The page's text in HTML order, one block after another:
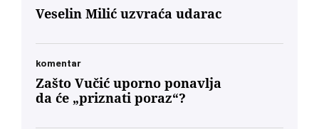
Veselin Milić uzvraća udarac
komentar
Zašto Vučić uporno ponavlja
da će „priznati poraz“?